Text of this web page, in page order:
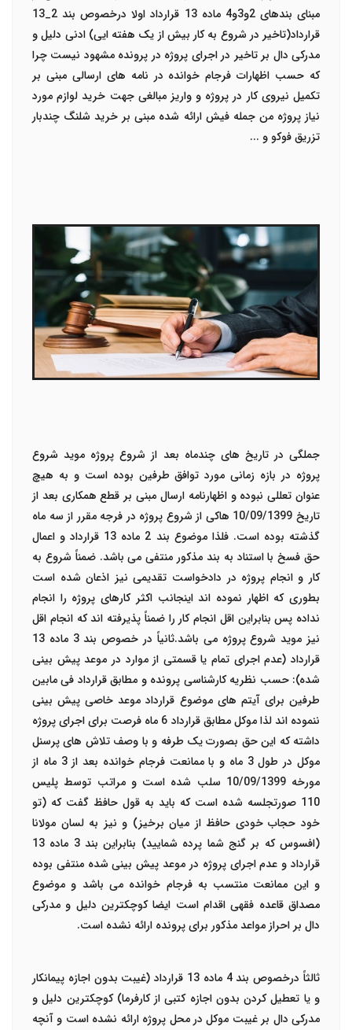
مبنای بندهای 2و3و4 ماده 13 قرارداد اولا درخصوص بند 2_13
قرارداد(تاخیر در شروع به کار بیش از یک هفته ایی) ادنی دلیل و
مدرکی دال بر تاخیر در اجرای پروژه در پرونده مشهود نیست چرا
که حسب اظهارات فرجام خوانده در نامه های ارسالی مبنی بر
تکمیل نیروی کار در پروژه و واریز مبالغی جهت خرید لوازم مورد
نیاز پروژه من جمله فیش ارائه شده مبنی بر خرید شلنگ چندبار
تزریق فوکو و ...
جملگی در تاریخ های چندماه بعد از شروع پروژه موید شروع
پروژه در بازه زمانی مورد توافق طرفین بوده است و به هیچ
عنوان تعللی نبوده و اظهارنامه ارسال مبنی بر قطع همکاری بعد از
تاریخ 10/09/1399 هاکی از شروع پروژه در فرجه مقرر از سه ماه
گذشته بوده است. فلذا موضوع بند 2 ماده 13 قرارداد و اعمال
حق فسخ با استناد به بند مذکور منتفی می باشد. ضمناً شروع به
کار و انجام پروژه در دادخواست تقدیمی نیز اذعان شده است
بطوری که اظهار نموده اند اینجانب اکثر کارهای پروژه را انجام
نداده پس بنابراین اقل انجام کار را ضمناً پذیرفته اند که انجام اقل
نیز موید شروع پروژه می باشد.ثانیاً در خصوص بند 3 ماده 13
قرارداد (عدم اجرای تمام یا قسمتی از موارد در موعد پیش بینی
شده): حسب نظریه کارشناسی پرونده و مطابق قرارداد فی مابین
طرفین برای آیتم های موضوع قرارداد موعد خاصی پیش بینی
ننموده اند لذا موکل مطابق قرارداد 6 ماه فرصت برای اجرای پروژه
داشته که این حق بصورت یک طرفه و با وصف تلاش های پرسنل
موکل در طول 3 ماه و با ممانعت فرجام خوانده بعد از 3 ماه از
مورخه 10/09/1399 سلب شده است و مراتب توسط پلیس
110 صورتجلسه شده است که باید به قول حافظ گفت که (تو
خود حجاب خودی حافظ از میان برخیز) و نیز به لسان مولانا
(افسوس که بر گنج شما پرده شمایید) بنابراین بند 3 ماده 13
قرارداد و عدم اجرای پروژه در موعد پیش بینی شده منتفی بوده
و این ممانعت منتسب به فرجام خوانده می باشد و موضوع
مصداق قاعده فقهی اقدام است ایضا کوچکترین دلیل و مدرکی
دال بر احراز مواعد مذکور برای پرونده ارائه نشده است.
ثالثاً درخصوص بند 4 ماده 13 قرارداد (غیبت بدون اجازه پیمانکار
و یا تعطیل کردن بدون اجازه کتبی از کارفرما) کوچکترین دلیل و
مدرکی دال بر غیبت موکل در محل پروژه ارائه نشده است و آنچه